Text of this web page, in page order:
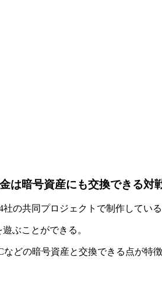
暗号資産にも交換できる対
の共同プロジェクトで制作している
ぶことができる。
などの暗号資産と交換できる点が特